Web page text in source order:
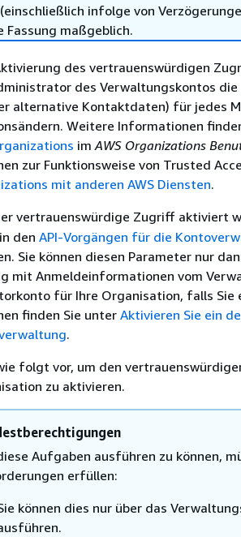
infolge von
Fassung maßgeblich.
des vertrauenswürdigen
des Verwaltungskontos
alternative Kontaktdaten) für jedes
Weitere Informationen
imAWS Organizations
zur Funktionsweise von Trusted
mit anderen AWS Diensten.
vertrauenswürdige Zugriff aktiviert
den API-Vorgängen für die
Sie können diesen Parameter nur
mit Anmeldeinformationen vom
für Ihre Organisation, falls Sie
finden Sie unter Aktivieren Sie ein
.
folgt vor, um den
zu aktivieren.
Aufgaben ausführen zu können,
erfüllen:
können dies nur über das